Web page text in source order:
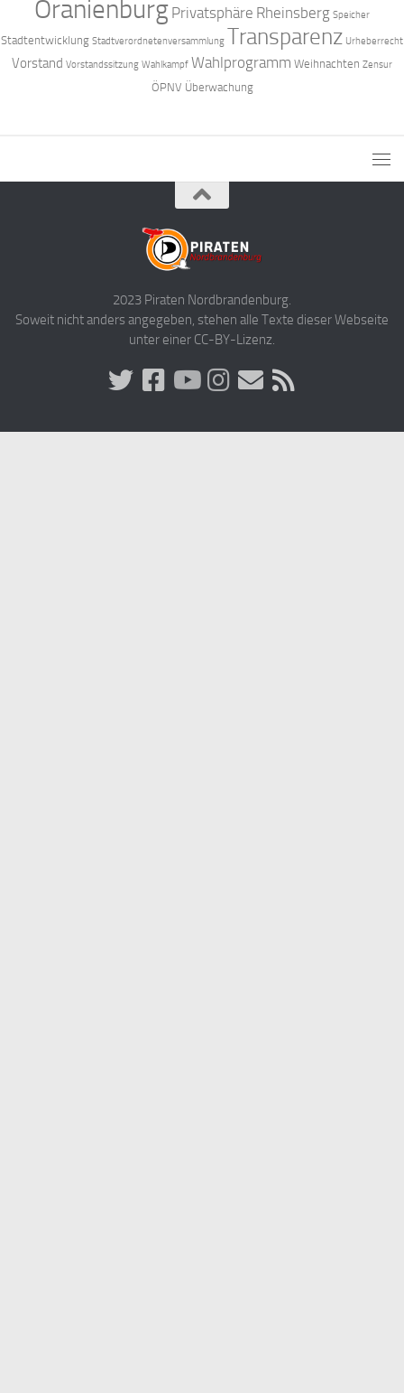
Oranienburg Privatsphäre Rheinsberg Speicher
Stadtentwicklung Stadtverordnetenversammlung Transparenz Urheberrecht
Vorstand Vorstandssitzung Wahlkampf Wahlprogramm Weihnachten Zensur
ÖPNV Überwachung
2023 Piraten Nordbrandenburg.
Soweit nicht anders angegeben, stehen alle Texte dieser Webseite
unter einer CC-BY-Lizenz.